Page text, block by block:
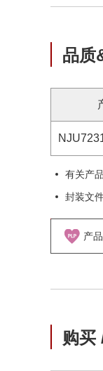
品质
有关产
封装文
产
购买